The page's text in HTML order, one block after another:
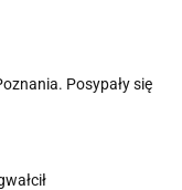
Posypały się